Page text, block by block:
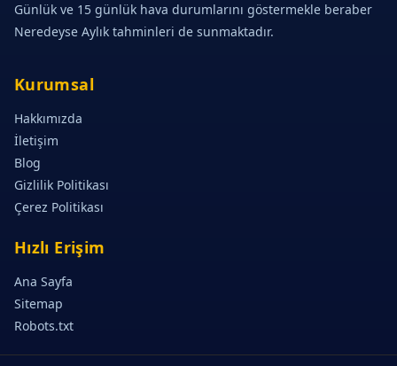
Günlük ve 15 günlük hava durumlarını göstermekle beraber
Neredeyse Aylık tahminleri de sunmaktadır.
Kurumsal
Hakkımızda
İletişim
Blog
Gizlilik Politikası
Çerez Politikası
Hızlı Erişim
Ana Sayfa
Sitemap
Robots.txt